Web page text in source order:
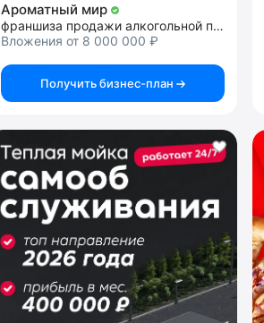
Ароматный мир
франшиза продажи алкогольной продукции
Вложения от 8 000 000 ₽
Получить бизнес-план